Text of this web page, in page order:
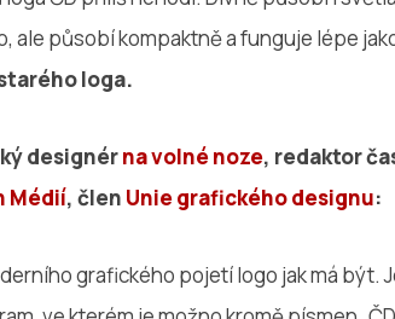
ale působí kompaktně a funguje lépe
loga.
designérna volné noze, redaktor
Médií, člen Unie grafického designu:
grafického pojetí logo jak má být.